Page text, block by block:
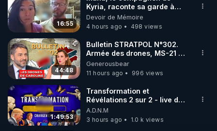
🌱 INSTAGRAM
https://www.instagram.com/rdlr_thierrycasasnovas/
http://rgnr.li/instagram
🌱 LA NEWSLETTER
Pour ne pas rater l’actualité RGNR (stages,
http://rgnr.li/news
🌱 VIDÉOS NON CENSURÉES SUR ODYSEE
16:55
Kyria, raconte sa garde à
vue musclée. PARTAGEZ!
Devoir de Mémoire
4 hours ago
498 views
44:48
Bulletin STRATPOL N°302.
Armée des drones, MS-21 en
série, missiles coréens.
07.08.2026.
Generousbear
11 hours ago
996 views
1:49:53
Transformation et
Révélations 2 sur 2 - live du
07/08/26
A.D.N.M
3 hours ago
1.0 k views